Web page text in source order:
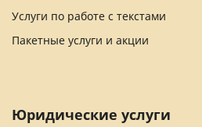
Услуги по работе с текстами
Пакетные услуги и акции
Юридические услуги